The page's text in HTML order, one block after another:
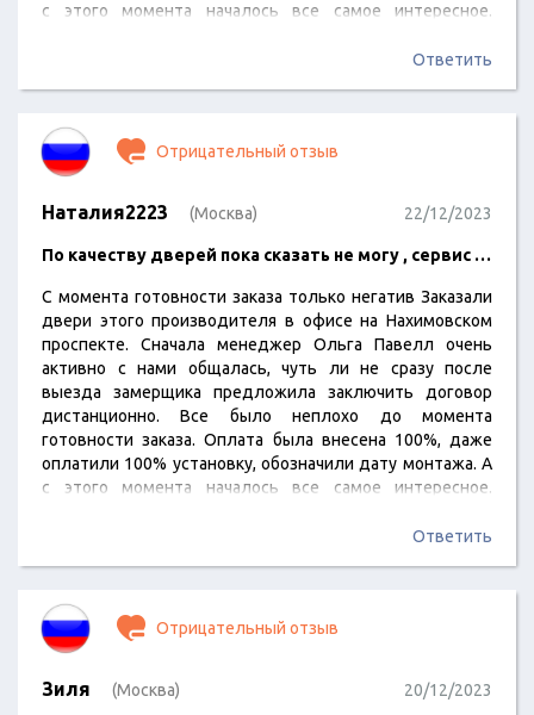
с этого момента началось все самое интересное.
После чего был звонок менеджеру с просьбой
вопросы решали самостоятельно. С отделом
логистики, доставки, складами и т.…
Ответить
Отрицательный отзыв
Наталия2223 (Москва) 22/12/2023
По качеству дверей пока сказать не могу , сервис …
С момента готовности заказа только негатив Заказали
двери этого производителя в офисе на Нахимовском
проспекте. Сначала менеджер Ольга Павелл очень
активно с нами общалась, чуть ли не сразу после
выезда замерщика предложила заключить договор
дистанционно. Все было неплохо до момента
готовности заказа. Оплата была внесена 100%, даже
оплатили 100% установку, обозначили дату монтажа. А
с этого момента началось все самое интересное.
После чего был звонок менеджеру с просьбой
вопросы решали самостоятельно. С отделом
логистики, доставки, складами и т.…
Ответить
Отрицательный отзыв
Зиля (Москва) 20/12/2023